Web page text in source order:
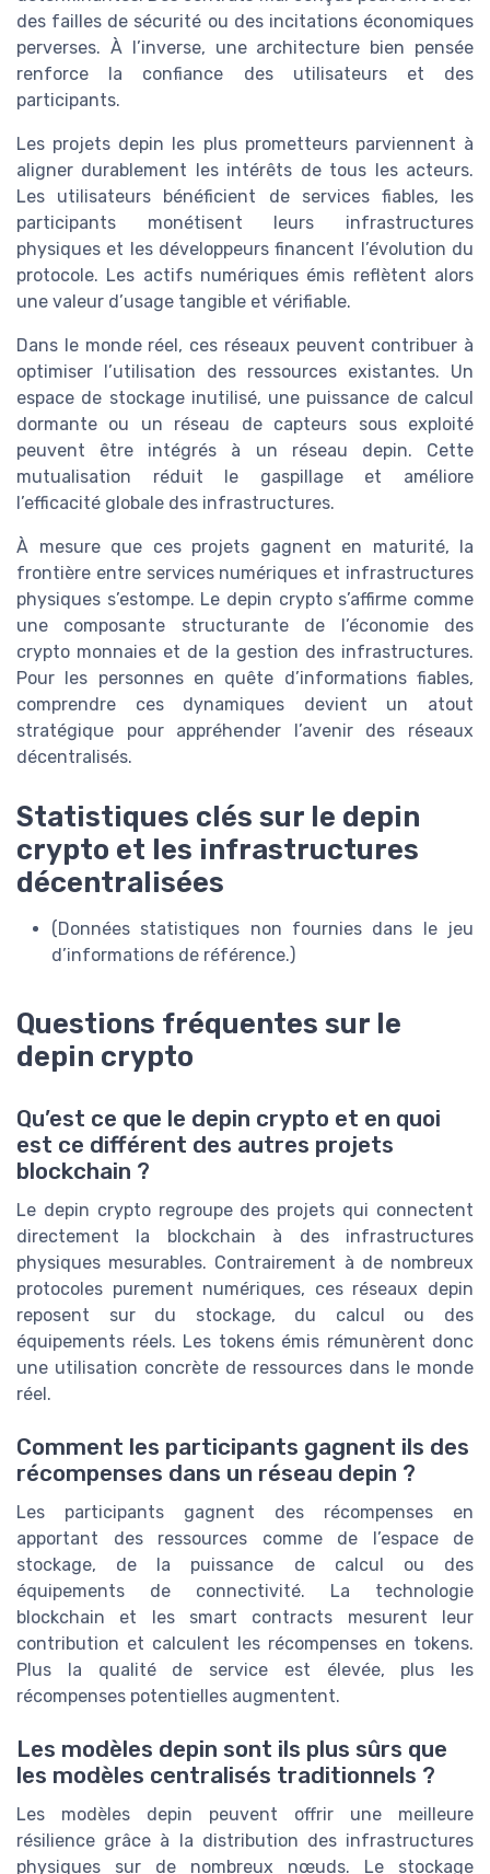
des failles de sécurité ou des incitations économiques
perverses. À l’inverse, une architecture bien pensée
renforce la confiance des utilisateurs et des
participants.
Les projets depin les plus prometteurs parviennent à
aligner durablement les intérêts de tous les acteurs.
Les utilisateurs bénéficient de services fiables, les
participants monétisent leurs infrastructures
physiques et les développeurs financent l’évolution du
protocole. Les actifs numériques émis reflètent alors
une valeur d’usage tangible et vérifiable.
Dans le monde réel, ces réseaux peuvent contribuer à
optimiser l’utilisation des ressources existantes. Un
espace de stockage inutilisé, une puissance de calcul
dormante ou un réseau de capteurs sous exploité
peuvent être intégrés à un réseau depin. Cette
mutualisation réduit le gaspillage et améliore
l’efficacité globale des infrastructures.
À mesure que ces projets gagnent en maturité, la
frontière entre services numériques et infrastructures
physiques s’estompe. Le depin crypto s’affirme comme
une composante structurante de l’économie des
crypto monnaies et de la gestion des infrastructures.
Pour les personnes en quête d’informations fiables,
comprendre ces dynamiques devient un atout
stratégique pour appréhender l’avenir des réseaux
décentralisés.
Statistiques clés sur le depin
crypto et les infrastructures
décentralisées
(Données statistiques non fournies dans le jeu
d’informations de référence.)
Questions fréquentes sur le
depin crypto
Qu’est ce que le depin crypto et en quoi
est ce différent des autres projets
blockchain ?
Le depin crypto regroupe des projets qui connectent
directement la blockchain à des infrastructures
physiques mesurables. Contrairement à de nombreux
protocoles purement numériques, ces réseaux depin
reposent sur du stockage, du calcul ou des
équipements réels. Les tokens émis rémunèrent donc
une utilisation concrète de ressources dans le monde
réel.
Comment les participants gagnent ils des
récompenses dans un réseau depin ?
Les participants gagnent des récompenses en
apportant des ressources comme de l’espace de
stockage, de la puissance de calcul ou des
équipements de connectivité. La technologie
blockchain et les smart contracts mesurent leur
contribution et calculent les récompenses en tokens.
Plus la qualité de service est élevée, plus les
récompenses potentielles augmentent.
Les modèles depin sont ils plus sûrs que
les modèles centralisés traditionnels ?
Les modèles depin peuvent offrir une meilleure
résilience grâce à la distribution des infrastructures
physiques sur de nombreux nœuds. Le stockage